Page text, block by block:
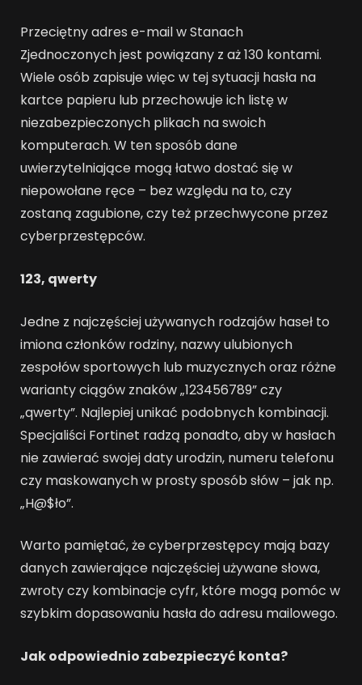
Przeciętny adres e-mail w Stanach
Zjednoczonych jest powiązany z aż 130 kontami.
Wiele osób zapisuje więc w tej sytuacji hasła na
kartce papieru lub przechowuje ich listę w
niezabezpieczonych plikach na swoich
komputerach. W ten sposób dane
uwierzytelniające mogą łatwo dostać się w
niepowołane ręce – bez względu na to, czy
zostaną zagubione, czy też przechwycone przez
cyberprzestępców.
123, qwerty
Jedne z najczęściej używanych rodzajów haseł to
imiona członków rodziny, nazwy ulubionych
zespołów sportowych lub muzycznych oraz różne
warianty ciągów znaków „123456789” czy
„qwerty”. Najlepiej unikać podobnych kombinacji.
Specjaliści Fortinet radzą ponadto, aby w hasłach
nie zawierać swojej daty urodzin, numeru telefonu
czy maskowanych w prosty sposób słów – jak np.
„H@$ło”.
Warto pamiętać, że cyberprzestępcy mają bazy
danych zawierające najczęściej używane słowa,
zwroty czy kombinacje cyfr, które mogą pomóc w
szybkim dopasowaniu hasła do adresu mailowego.
Jak odpowiednio zabezpieczyć konta?